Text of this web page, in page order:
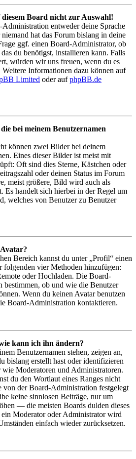
Board nicht zur Auswahl!
entweder deine Sprache
hat das Forum bislang in deine
ggf. einen Board-Administrator, ob
du benötigst, installieren kann. Falls
würden wir uns freuen, wenn du es
Weitere Informationen dazu können auf
Limited oder aufphpBB.de
bei meinem Benutzernamen
können zwei Bilder bei deinem
Eines dieser Bilder ist meist mit
Oft sind dies Sterne, Kästchen oder
oder deinen Status im Forum
meist größere, Bild wird auch als
Es handelt sich hierbei in der Regel um
welches von Benutzer zu Benutzer
Bereich kannst du unter „Profil“ einen
folgenden vier Methoden hinzufügen:
oder Hochladen. Die Board-
bestimmen, ob und wie die Benutzer
Wenn du keinen Avatar benutzen
Board-Administration kontaktieren.
kann ich ihn ändern?
Benutzernamen stehen, zeigen an,
bislang erstellt hast oder identifizieren
wie Moderatoren und Administratoren.
du den Wortlaut eines Ranges nicht
von der Board-Administration festgelegt
keine sinnlosen Beiträge, nur um
— die meisten Boards dulden dieses
Moderator oder Administrator wird
einfach wieder zurücksetzen.